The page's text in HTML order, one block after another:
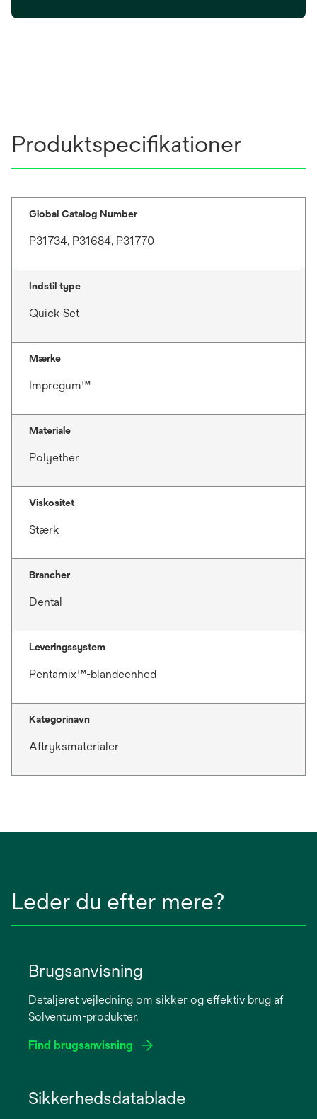
e
a
b
Produktspecifikationer
Global Catalog Number
P31734, P31684, P31770
Indstil type
Quick Set
Mærke
Impregum™
Materiale
Polyether
Viskositet
Stærk
Brancher
Dental
Leveringssystem
Pentamix™-blandeenhed
Kategorinavn
Aftryksmaterialer
Leder du efter mere?
Brugsanvisning
Detaljeret vejledning om sikker og effektiv brug af
Solventum-produkter.
Find brugsanvisning
Sikkerhedsdatablade